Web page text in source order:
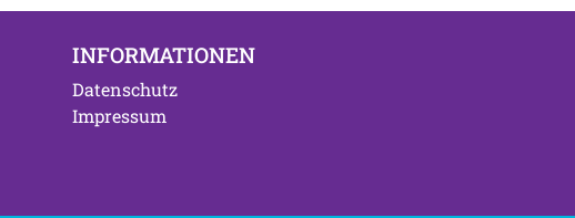
INFORMATIONEN
Datenschutz
Impressum